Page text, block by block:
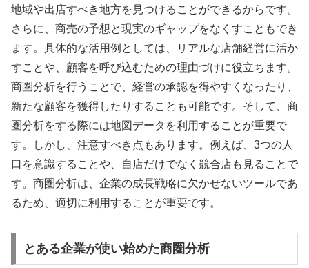
地域や出店すべき地方を見つけることができるからです。
さらに、商売の予想と現実のギャップをなくすこともでき
ます。具体的な活用例としては、リアルな店舗経営に活か
すことや、顧客を呼び込むための理由づけに役立ちます。
商圏分析を行うことで、経営の承認を得やすくなったり、
新たな顧客を獲得したりすることも可能です。そして、商
圏分析をする際には地図データを利用することが重要で
す。しかし、注意すべき点もあります。例えば、3つの人
口を意識することや、自店だけでなく競合店も見ることで
す。商圏分析は、企業の成長戦略に欠かせないツールであ
るため、適切に利用することが重要です。
とある企業が使い始めた商圏分析